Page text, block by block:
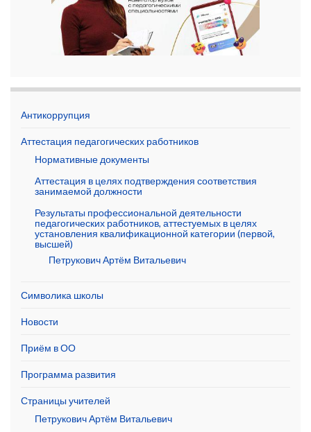
Антикоррупция
Аттестация педагогических работников
Нормативные документы
Аттестация в целях подтверждения соответствия
занимаемой должности
Результаты профессиональной деятельности
педагогических работников, аттестуемых в целях
установления квалификационной категории (первой,
высшей)
Петрукович Артём Витальевич
Символика школы
Новости
Приём в ОО
Программа развития
Страницы учителей
Петрукович Артём Витальевич